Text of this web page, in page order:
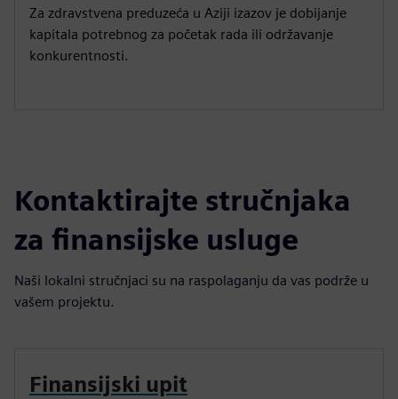
Za zdravstvena preduzeća u Aziji izazov je dobijanje
kapitala potrebnog za početak rada ili održavanje
konkurentnosti.
Kontaktirajte stručnjaka
za finansijske usluge
Naši lokalni stručnjaci su na raspolaganju da vas podrže u
vašem projektu.
Finansijski upit